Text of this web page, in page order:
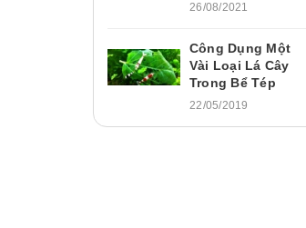
26/08/2021
Công Dụng Một
Vài Loại Lá Cây
Trong Bể Tép
22/05/2019